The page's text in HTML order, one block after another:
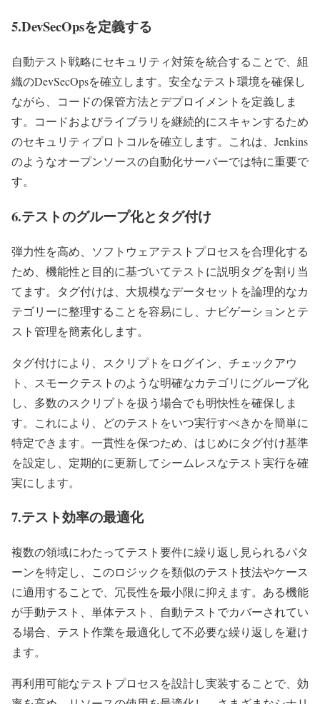
5.DevSecOpsを定義する
自動テスト戦略にセキュリティ対策を統合することで、組
織のDevSecOpsを確立します。安全なテスト環境を確保し
ながら、コードの保管方法とデプロイメントを定義しま
す。コードおよびライブラリを継続的にスキャンするため
のセキュリティプロトコルを確立します。これは、Jenkins
のようなオープンソースの自動化サーバーでは特に重要で
す。
6.テストのグループ化とタグ付け
弾力性を高め、ソフトウェアテストプロセスを合理化する
ため、機能性と目的に基づいてテストに説明タグを割り当
てます。タグ付けは、大規模なデータセットを論理的なカ
テゴリーに整理することを容易にし、ナビゲーションとテ
スト管理を簡素化します。
タグ付けにより、スクリプトをログイン、チェックアウ
ト、スモークテストのような明確なカテゴリにグループ化
し、多数のスクリプトを扱う場合でも明快性を確保しま
す。これにより、どのテストをいつ実行すべきかを簡単に
特定できます。一貫性を保つため、はじめにタグ付け基準
を設定し、定期的に更新してシームレスなテスト実行を確
実にします。
7.テスト効率の最適化
複数の領域にわたってテスト要件に繰り返し見られるパタ
ーンを特定し、このロジックを類似のテスト技法やケース
に適用することで、冗長性を最小限に抑えます。ある機能
が手動テスト、単体テスト、自動テストでカバーされてい
る場合、テスト作業を最適化して不必要な繰り返しを避け
ます。
再利用可能なテストプロセスを設計し実装することで、効